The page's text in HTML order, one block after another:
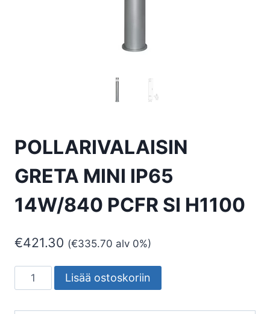
POLLARIVALAISIN
GRETA MINI IP65
14W/840 PCFR SI H1100
€421.30 (€335.70 alv 0%)
POLLARIVALAISIN
GRETA
Lisää ostoskoriin